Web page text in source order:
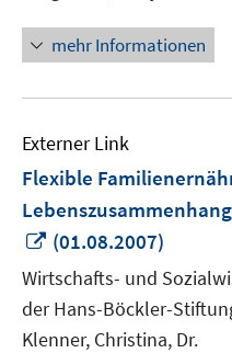
mehr Informationen
Externer Link
Flexible
In
neuem
Fenster
öffnen
(01.08.2007)
Wirtschafts- und
der Hans-Böckler-
Klenner, Christina, Dr.